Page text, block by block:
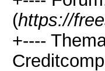
(https://
+----